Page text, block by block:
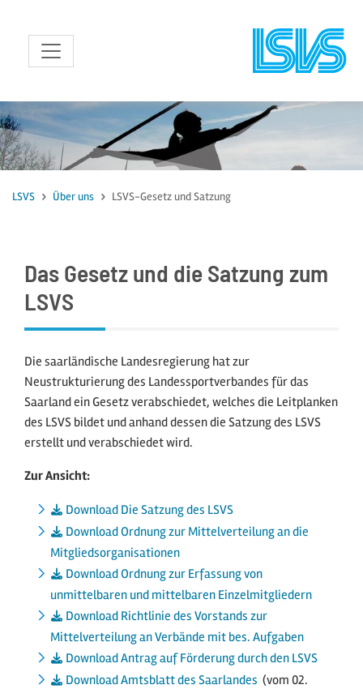
zum Inhalt
LSVS Über uns LSVS-Gesetz und Satzung
Das Gesetz und die Satzung zum
LSVS
Die saarländische Landesregierung hat zur
Neustrukturierung des Landessportverbandes für das
Saarland ein Gesetz verabschiedet, welches die Leitplanken
des LSVS bildet und anhand dessen die Satzung des LSVS
erstellt und verabschiedet wird.
Zur Ansicht:
Download Die Satzung des LSVS
Download Ordnung zur Mittelverteilung an die
Mitgliedsorganisationen
Download Ordnung zur Erfassung von
unmittelbaren und mittelbaren Einzelmitgliedern
Download Richtlinie des Vorstands zur
Mittelverteilung an Verbände mit bes. Aufgaben
Download Antrag auf Förderung durch den LSVS
Download Amtsblatt des Saarlandes (vom 02.